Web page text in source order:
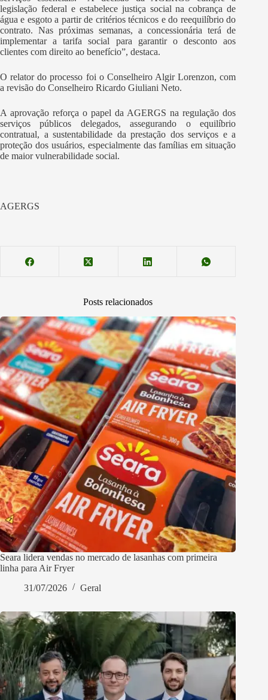
legislação federal e estabelece justiça social na cobrança de
água e esgoto a partir de critérios técnicos e do reequilíbrio do
contrato. Nas próximas semanas, a concessionária terá de
implementar a tarifa social para garantir o desconto aos
clientes com direito ao benefício”, destaca.
O relator do processo foi o Conselheiro Algir Lorenzon, com
a revisão do Conselheiro Ricardo Giuliani Neto.
A aprovação reforça o papel da AGERGS na regulação dos
serviços públicos delegados, assegurando o equilíbrio
contratual, a sustentabilidade da prestação dos serviços e a
proteção dos usuários, especialmente das famílias em situação
de maior vulnerabilidade social.
AGERGS
Posts relacionados
Seara lidera vendas no mercado de lasanhas com primeira
linha para Air Fryer
31/07/2026
Geral